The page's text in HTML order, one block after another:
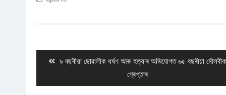
Previous
৯ বছৰীয়া ছোৱালীক ধৰ্ষণ আৰু হত্যাৰ অভিযোগত ৬৫ বছৰীয়া মৌলবীক
গ্ৰেপ্তাৰ